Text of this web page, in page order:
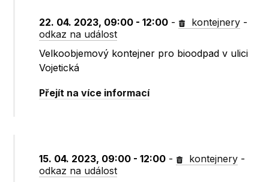
22. 04. 2023, 09:00 - 12:00 - kontejnery -
odkaz na událost
Velkoobjemový kontejner pro bioodpad v ulici
Vojetická
Přejít na více informací
15. 04. 2023, 09:00 - 12:00 - kontejnery -
odkaz na událost